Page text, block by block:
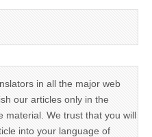
in all the major web
our articles only in the
material. We trust that you will
into your language of